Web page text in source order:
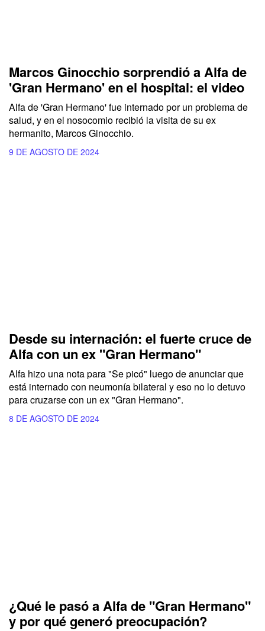
Marcos Ginocchio sorprendió a Alfa de
'Gran Hermano' en el hospital: el video
Alfade'Gran Hermano'fue internado por un problema de
salud, y en el nosocomio recibió la visita de su ex
hermanito, Marcos Ginocchio.
9 DE AGOSTO DE 2024
Desde su internación: el fuerte cruce de
Alfa con un ex "Gran Hermano"
Alfa hizo una nota para "Se picó" luego de anunciar que
está internado con neumonía bilateral y eso no lo detuvo
para cruzarse con un ex "Gran Hermano".
8 DE AGOSTO DE 2024
¿Qué le pasó a Alfa de "Gran Hermano"
y por qué generó preocupación?